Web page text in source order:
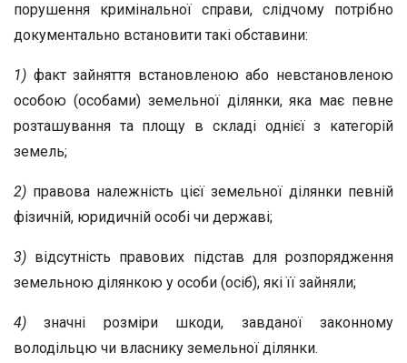
порушення кримінальної справи, слідчому потрібно
документально встановити такі обставини:
1) факт зайняття встановленою або невстановленою
особою (особами) земельної ділянки, яка має певне
розташування та площу в складі однієї з категорій
земель;
2) правова належність цієї земельної ділянки певній
фізичній, юридичній особі чи державі;
3) відсутність правових підстав для розпорядження
земельною ділянкою у особи (осіб), які її зайняли;
4)значні розміри шкоди, завданої законному
володільцю чи власнику земельної ділянки.